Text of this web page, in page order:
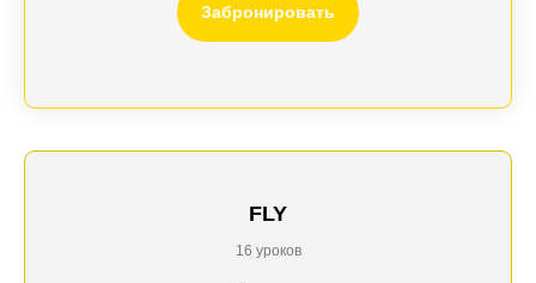
Забронировать
FLY
16 уроков